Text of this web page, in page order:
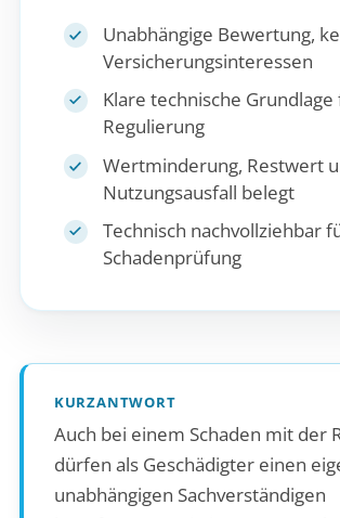
Unabhängige Bewertung,
Versicherungsinteressen
Klare technische
Regulierung
Wertminderung, Restwert
Nutzungsausfall belegt
Technisch nachvollziehbar
Schadenprüfung
KURZANTWORT
Auch bei einem Schaden mit der
dürfen als Geschädigter einen
unabhängigen Sachverständigen